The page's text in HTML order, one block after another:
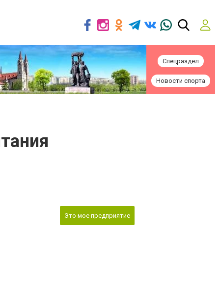
Спецраздел
Новости спорта
Это мое предприятие